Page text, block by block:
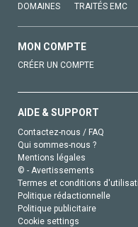
DOMAINES TRAITÉS EMC
MON COMPTE
CRÉER UN COMPTE
AIDE & SUPPORT
Contactez-nous / FAQ
Qui sommes-nous ?
Mentions légales
© - Avertissements
Termes et conditions
Politique rédactionnelle
Politique publicitaire
Cookie settings